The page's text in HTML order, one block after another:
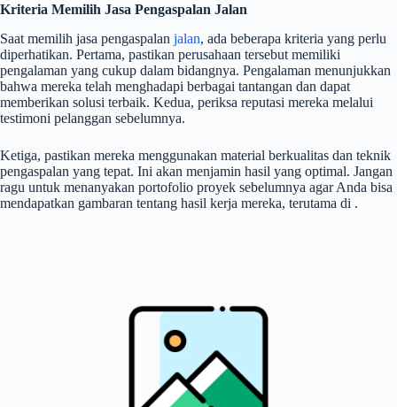
Kriteria Memilih Jasa Pengaspalan Jalan
Saat memilih jasa pengaspalan jalan, ada beberapa kriteria yang perlu
diperhatikan. Pertama, pastikan perusahaan tersebut memiliki
pengalaman yang cukup dalam bidangnya. Pengalaman menunjukkan
bahwa mereka telah menghadapi berbagai tantangan dan dapat
memberikan solusi terbaik. Kedua, periksa reputasi mereka melalui
testimoni pelanggan sebelumnya.
Ketiga, pastikan mereka menggunakan material berkualitas dan teknik
pengaspalan yang tepat. Ini akan menjamin hasil yang optimal. Jangan
ragu untuk menanyakan portofolio proyek sebelumnya agar Anda bisa
mendapatkan gambaran tentang hasil kerja mereka, terutama di .